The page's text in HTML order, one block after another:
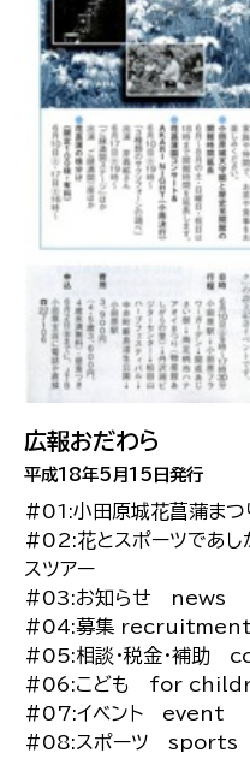
広報おだわら
平成18年5月15日発行
#01:小田原城花菖蒲まつ
#02:花とスポーツであし
スツアー
#03:お知らせ news
#04:募集 recruitment
#05:相談・税金・補
#06:こども for
#07:イベント event
#08:スポーツ sports